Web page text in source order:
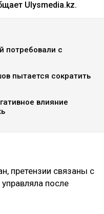
Ulysmedia.kz.
потребовали с
пытается сократить
влияние
претензии связаны с
после